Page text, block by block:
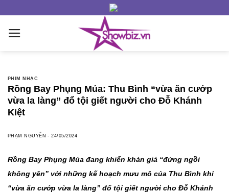
content
PHIM NHẠC
Rồng Bay Phụng Múa: Thu Bình “vừa ăn cướp
vừa la làng” đổ tội giết người cho Đỗ Khánh
Kiệt
PHẠM NGUYỄN -24/05/2024
Rồng Bay Phụng Múa đang khiến khán giả “đứng ngồi
không yên” với những kế hoạch mưu mô của Thu Bình khi
“vừa ăn cướp vừa la làng” đổ tội giết người cho Đỗ Khánh